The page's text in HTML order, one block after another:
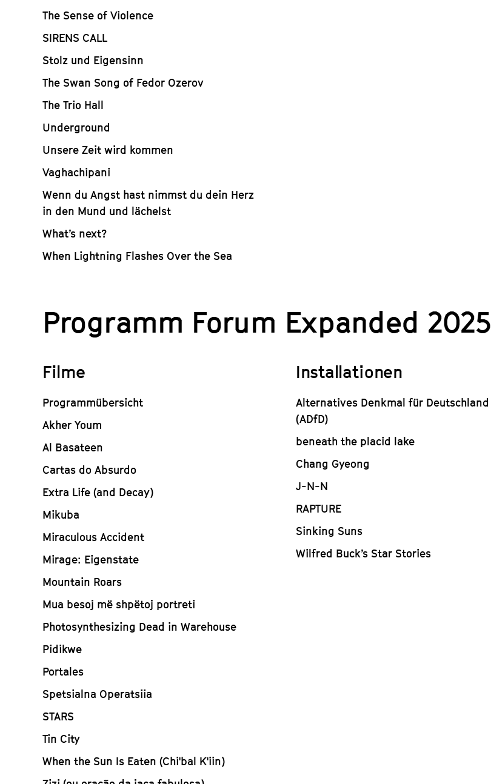
The Sense of Violence
SIRENS CALL
Stolz und Eigensinn
The Swan Song of Fedor Ozerov
The Trio Hall
Underground
Unsere Zeit wird kommen
Vaghachipani
Wenn du Angst hast nimmst du dein Herz
in den Mund und lächelst
What’s next?
When Lightning Flashes Over the Sea
Programm Forum Expanded 2025
Filme
Programmübersicht
Akher Youm
Al Basateen
Cartas do Absurdo
Extra Life (and Decay)
Mikuba
Miraculous Accident
Mirage: Eigenstate
Mountain Roars
Mua besoj më shpëtoj portreti
Photosynthesizing Dead in Warehouse
Pidikwe
Portales
Spetsialna Operatsiia
STARS
Tin City
When the Sun Is Eaten (Chi'bal K'iin)
Installationen
Alternatives Denkmal für Deutschland
(ADfD)
beneath the placid lake
Chang Gyeong
J-N-N
RAPTURE
Sinking Suns
Wilfred Buck’s Star Stories